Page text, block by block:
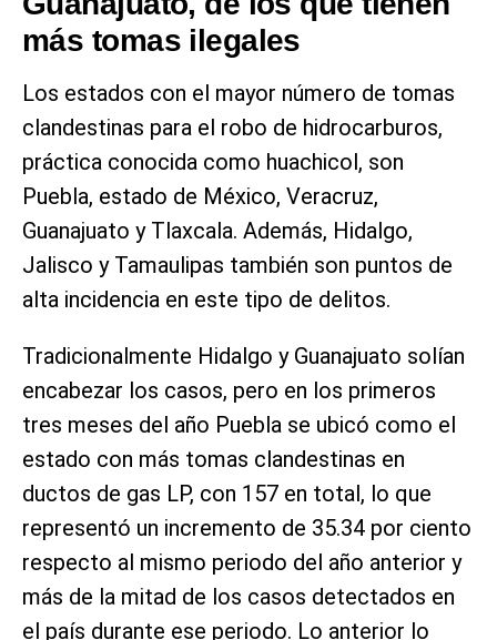
más tomas ilegales
Los estados con el mayor número de tomas
clandestinas para el robo de hidrocarburos,
práctica conocida como huachicol, son
Puebla, estado de México, Veracruz,
Guanajuato y Tlaxcala. Además, Hidalgo,
Jalisco y Tamaulipas también son puntos de
alta incidencia en este tipo de delitos.
Tradicionalmente Hidalgo y Guanajuato solían
encabezar los casos, pero en los primeros
tres meses del año Puebla se ubicó como el
estado con más tomas clandestinas en
ductos de gas LP, con 157 en total, lo que
representó un incremento de 35.34 por ciento
respecto al mismo periodo del año anterior y
más de la mitad de los casos detectados en
el país durante ese periodo. Lo anterior lo